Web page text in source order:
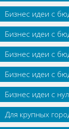
Бизнес идеи с
Бизнес идеи с
Бизнес идеи с
Бизнес идеи с
Бизнес идеи с
Для крупных